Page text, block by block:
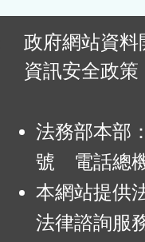
政府網站資料
資訊安全政策
法務部本部
號 電話總機
本網站提供
法律諮詢服